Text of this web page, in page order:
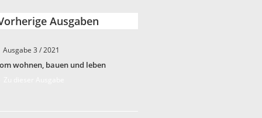
Ausgaben
Ausgabe 3 / 2021
wohnen, bauen und leben